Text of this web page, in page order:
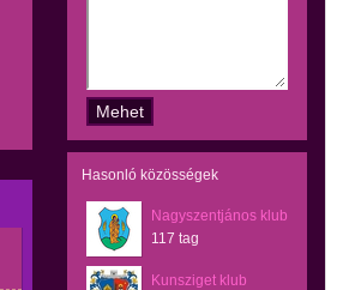
Hasonló közösségek
Nagyszentjános klub
117 tag
Kunsziget klub